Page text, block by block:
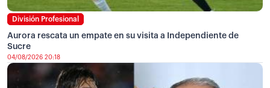
División Profesional
Aurora rescata un empate en su visita a Independiente de
Sucre
04/08/2026 20:18